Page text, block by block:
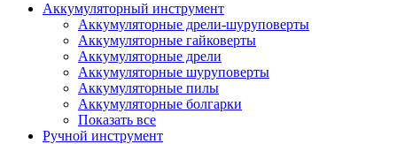
Аккумуляторный инструмент
Аккумуляторные дрели-шуруповерты
Аккумуляторные гайковерты
Аккумуляторные дрели
Аккумуляторные шуруповерты
Аккумуляторные пилы
Аккумуляторные болгарки
Показать все
Ручной инструмент